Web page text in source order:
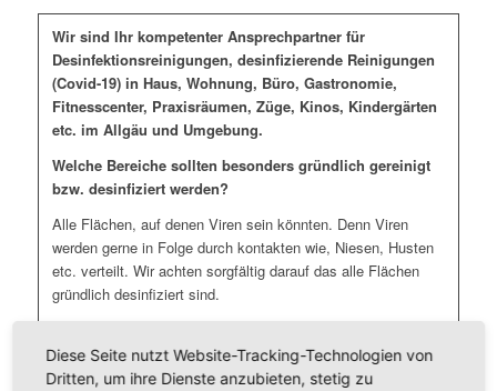
Wir sind Ihr kompetenter Ansprechpartner für
Desinfektionsreinigungen, desinfizierende Reinigungen
(Covid-19) in Haus, Wohnung, Büro, Gastronomie,
Fitnesscenter, Praxisräumen, Züge, Kinos, Kindergärten
etc. im Allgäu und Umgebung.
Welche Bereiche sollten besonders gründlich gereinigt
bzw. desinfiziert werden?
Alle Flächen, auf denen Viren sein könnten. Denn Viren
werden gerne in Folge durch kontakten wie, Niesen, Husten
etc. verteilt. Wir achten sorgfältig darauf das alle Flächen
gründlich desinfiziert sind.
Wir empfehlen folgende Maßnahmen:
Diese Seite nutzt Website-Tracking-Technologien von
Dritten, um ihre Dienste anzubieten, stetig zu